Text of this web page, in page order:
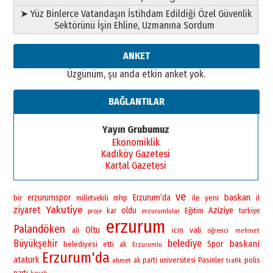
➤ Yüz Binlerce Vatandaşın İstihdam Edildiği Özel Güvenlik
Sektörünü İşin Ehline, Uzmanına Sordum
ANKET
Üzgünüm, şu anda etkin anket yok.
BAĞLANTILAR
Yayın Grubumuz
Ekonomiklik
Kadıköy Gazetesi
Kartal Gazetesi
bir erzurumspor milletvekili mhp Erzurum’da ve ile yeni baskan il
ziyaret Yakutiye proje kar oldu erzurumlular Eğitim Aziziye turkiye
Palandöken ali Oltu erzurum icin vali öğrenci mehmet
Büyükşehir belediyesi etti ak Erzurumlu belediye Spor baskani
ataturk Erzurum'da ahmet ak parti universitesi Pasinler trafik polis